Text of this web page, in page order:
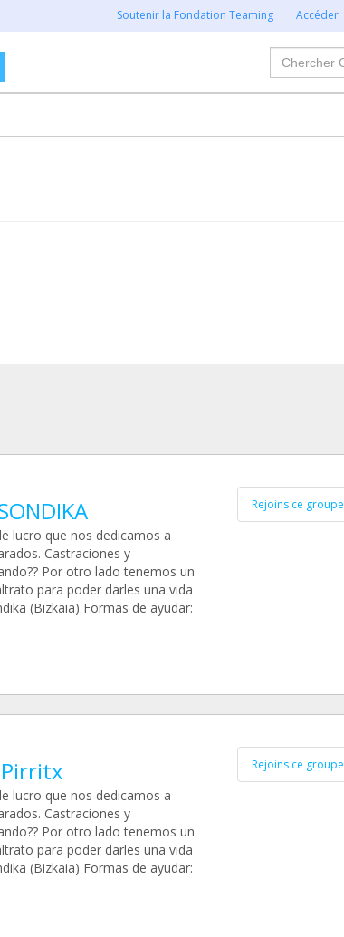
Soutenir la Fondation Teaming Accéder
Chercher
lucro que nos dedicamos a
Castraciones y
Por otro lado tenemos un
para poder darles una vida
(Bizkaia) Formas de ayudar:
Rejoins ce groupe
lucro que nos dedicamos a
Castraciones y
Por otro lado tenemos un
para poder darles una vida
(Bizkaia) Formas de ayudar:
Rejoins ce groupe